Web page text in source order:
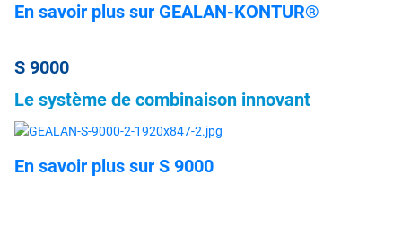
En savoir plus sur GEALAN-KONTUR®
S 9000
Le système de combinaison innovant
En savoir plus sur S 9000